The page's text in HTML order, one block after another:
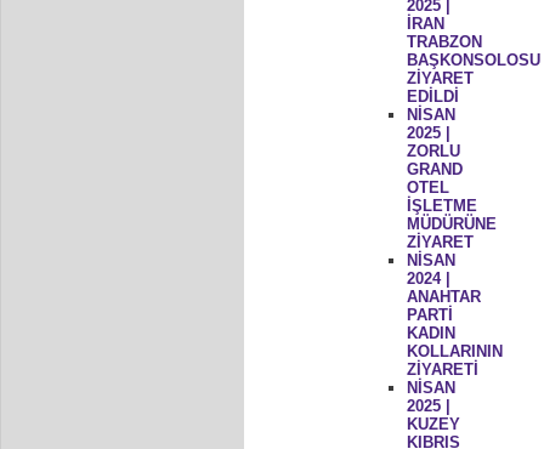
2025 |
İRAN
TRABZON
BAŞKONSOLOSU
ZİYARET
EDİLDİ
NİSAN
2025 |
ZORLU
GRAND
OTEL
İŞLETME
MÜDÜRÜNE
ZİYARET
NİSAN
2024 |
ANAHTAR
PARTİ
KADIN
KOLLARININ
ZİYARETİ
NİSAN
2025 |
KUZEY
KIBRIS